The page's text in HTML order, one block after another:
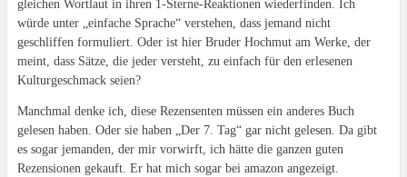
r
e
ö
f
n
e
t
r
g
e
ö
f
f
n
e
)
r
g
e
ö
f
f
n
e
)
e
r
e
ö
f
f
)
i
n
e
u
e
m
s
t
e
r
g
e
e
t
)
gleichen Wortlaut in ihren 1-Sterne-Reaktionen wiederfinden. Ich
würde unter „einfache Sprache“ verstehen, dass jemand nicht
geschliffen formuliert. Oder ist hier Bruder Hochmut am Werke, der
meint, dass Sätze, die jeder versteht, zu einfach für den erlesenen
Kulturgeschmack seien?
Manchmal denke ich, diese Rezensenten müssen ein anderes Buch
gelesen haben. Oder sie haben „Der 7. Tag“ gar nicht gelesen. Da gibt
es sogar jemanden, der mir vorwirft, ich hätte die ganzen guten
Rezensionen gekauft. Er hat mich sogar bei amazon angezeigt.